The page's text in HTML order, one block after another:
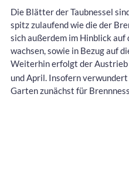
Die Blätter der Taubnessel
spitz zulaufend wie die der
sich außerdem im Hinblick
wachsen, sowie in Bezug auf
Weiterhin erfolgt der Austrieb
und April. Insofern
Garten zunächst für